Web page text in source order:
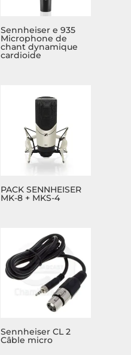
Sennheiser e 935
Microphone de
chant dynamique
cardioide
PACK SENNHEISER
MK-8 + MKS-4
Sennheiser CL 2
Câble micro